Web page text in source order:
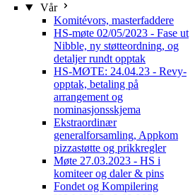
Vår
Komitévors, masterfaddere
HS-møte 02/05/2023 - Fase ut
Nibble, ny støtteordning, og
detaljer rundt opptak
HS-MØTE: 24.04.23 - Revy-
opptak, betaling på
arrangement og
nominasjonsskjema
Ekstraordinær
generalforsamling, Appkom
pizzastøtte og prikkregler
Møte 27.03.2023 - HS i
komiteer og daler & pins
Fondet og Kompilering